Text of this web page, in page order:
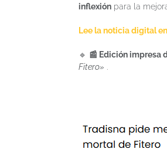
inflexión para la
Lee la noticia digital
🔹 📰 Edición impresa
Fitero» .